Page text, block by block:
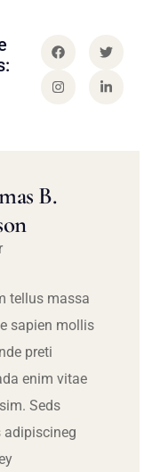
B.
tellus massa
sapien mollis
preti
enim vitae
Seds
adipiscineg